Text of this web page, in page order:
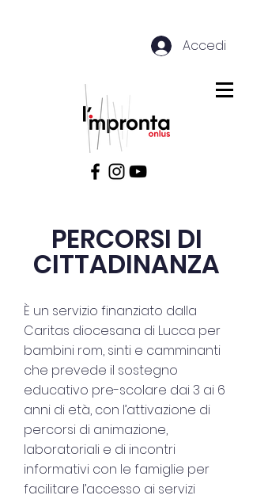
Accedi
PERCORSI DI
CITTADINANZA
È un servizio finanziato dalla
Caritas diocesana di Lucca per
bambini rom, sinti e camminanti
che prevede il sostegno
educativo pre-scolare dai 3 ai 6
anni di età, con l’attivazione di
percorsi di animazione,
laboratoriali e di incontri
informativi con le famiglie per
facilitare l’accesso ai servizi